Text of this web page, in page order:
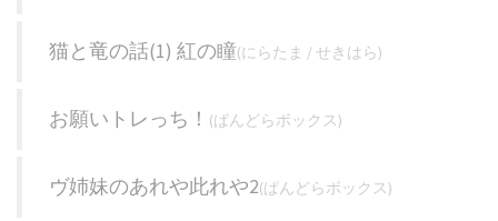
猫と竜の話(1) 紅の瞳(にらたま / せきはら)
お願いトレっち！ (ぱんどらボックス)
ヴ姉妹のあれや此れや2(ぱんどらボックス)